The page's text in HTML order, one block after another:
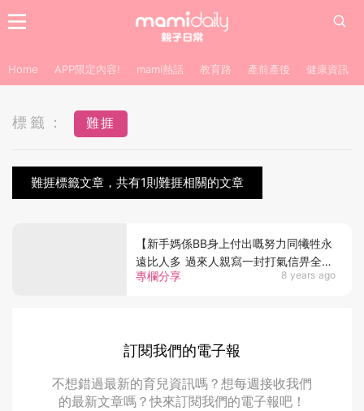
Home APP限定內容! mami熱話 教育路 產前產後 健康資訊
標籤： 難捱
難捱標籤文章，共有1則難捱相關的文章
專欄分享 8 years ago
【新手媽係BB身上付出嘅努力同犧牲永
遠比人多 過來人親寫一封打氣信畀全港
新手媽】
訂閱我們的電子報
不想錯過最新的育兒資訊嗎？想每週接收我們
的最新文章嗎？快來訂閱我們的電子報吧！